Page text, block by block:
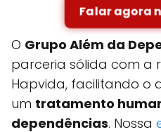
Falar agora
O Grupo Além da
parceria sólida com a
Hapvida, facilitando o
um tratamento
dependências. Nossa